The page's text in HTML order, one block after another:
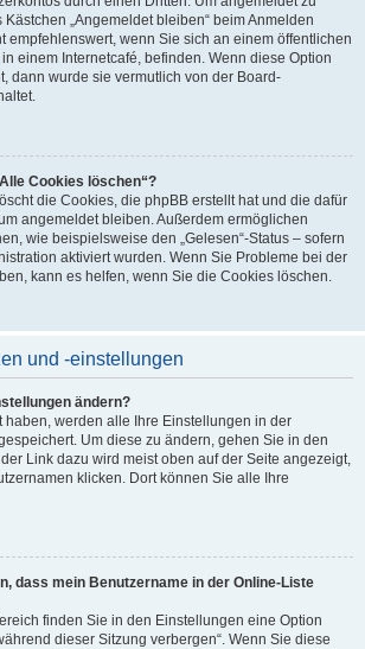
„Angemeldet bleiben“ beim Anmelden
empfehlenswert, wenn Sie sich an einem öffentlichen
einem Internetcafé, befinden. Wenn diese Option
dann wurde sie vermutlich von der Board-
Cookies löschen“?
die Cookies, die phpBB erstellt hat und die dafür
angemeldet bleiben. Außerdem ermöglichen
wie beispielsweise den „Gelesen“-Status – sofern
aktiviert wurden. Wenn Sie Probleme bei der
kann es helfen, wenn Sie die Cookies löschen.
und -einstellungen
ändern?
haben, werden alle Ihre Einstellungen in der
Um diese zu ändern, gehen Sie in den
Link dazu wird meist oben auf der Seite angezeigt,
klicken. Dort können Sie alle Ihre
dass mein Benutzername in der Online-Liste
finden Sie in den Einstellungen eine Option
dieser Sitzung verbergen“. Wenn Sie diese